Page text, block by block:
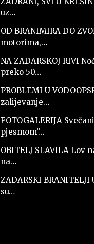
uz…
OD BRANIMIRA DO
motorima,…
NA ZADARSKOJ RIVI
preko 50…
PROBLEMI U
zalijevanje…
FOTOGALERIJA
pjesmom”…
OBITELJ SLAVILA Lov
na…
ZADARSKI
su…